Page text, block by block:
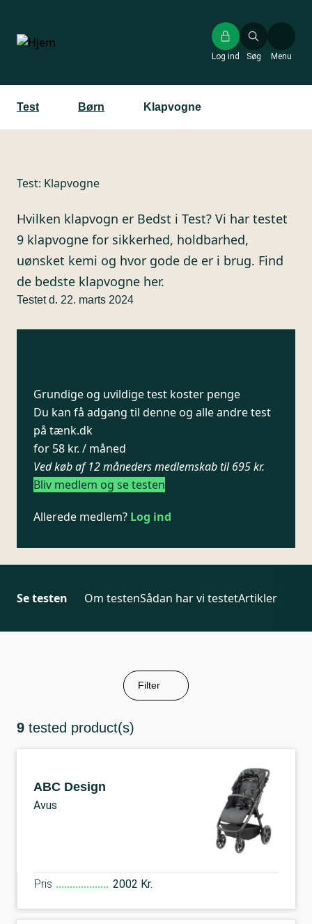
hovedindhold
Søg
Log ind Menu
Test Børn Klapvogne
Test: Klapvogne
Hvilken klapvogn er Bedst i Test? Vi har testet
9 klapvogne for sikkerhed, holdbarhed,
uønsket kemi og hvor gode de er i brug. Find
de bedste klapvogne her.
Testet d. 22. marts 2024
Grundige og uvildige test koster penge
Du kan få adgang til denne og alle andre test
på tænk.dk
for 58 kr. / måned
Ved køb af 12 måneders medlemskab til 695 kr.
Bliv medlem og se testen
Allerede medlem? Log ind
Se testen Om testenSådan har vi testetArtikler
Filter
9 tested product(s)
ABC Design
Avus
Pris 2002 Kr.